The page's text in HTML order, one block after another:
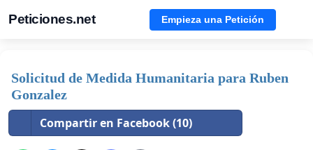
Peticiones.net Empieza una Petición
Solicitud de Medida Humanitaria para Ruben
Gonzalez
Compartir en Facebook (10)